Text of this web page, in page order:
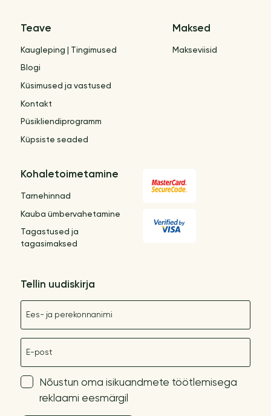
Teave
Kaugleping | Tingimused
Blogi
Küsimused ja vastused
Kontakt
Püsikliendiprogramm
Küpsiste seaded
Maksed
Makseviisid
Kohaletoimetamine
Tarnehinnad
Kauba ümbervahetamine
Tagastused ja
tagasimaksed
Tellin uudiskirja
Nõustun oma isikuandmete töötlemisega
reklaami eesmärgil